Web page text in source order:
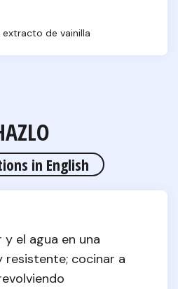
de vainilla
in English
el agua en una
resistente; cocinar a